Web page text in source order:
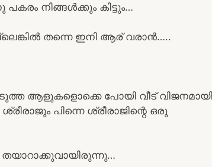
നിങ്ങൾക്കും കിട്ടും…
തന്നെ ഇനി ആര് വരാൻ…..
ആളുകളൊക്കെ പോയി വീട്
പിന്നെ ശ്രീരാജിന്റെ ഒരു
തയാറാക്കുവായിരുന്നു…